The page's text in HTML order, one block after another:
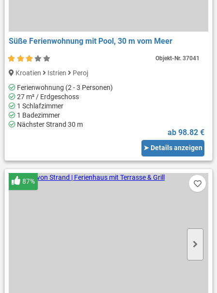
Süße Ferienwohnung mit Pool, 30 m vom Meer
Kroatien Istrien
Peroj
Ferienwohnung (2 - 3 Personen)
27 m² / Erdgeschoss
1 Schlafzimmer
1 Badezimmer
Nächster Strand 30 m
ab 98.82 €
➤ Details anzeigen
Objekt-Nr.37041
87%